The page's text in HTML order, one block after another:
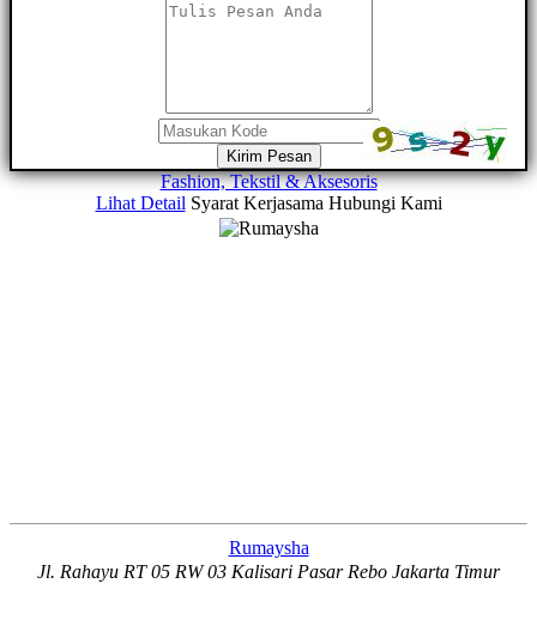
Kirim Pesan
Fashion, Tekstil & Aksesoris
Lihat Detail Syarat Kerjasama Hubungi Kami
Rumaysha
Jl. Rahayu RT 05 RW 03 Kalisari Pasar Rebo Jakarta Timur